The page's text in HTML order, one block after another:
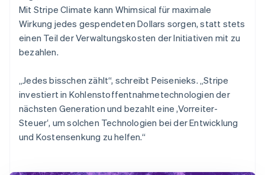
Mit Stripe Climate kann Whimsical für maximale
Wirkung jedes gespendeten Dollars sorgen, statt stets
einen Teil der Verwaltungskosten der Initiativen mit zu
bezahlen.
„Jedes bisschen zählt“, schreibt Peisenieks. „Stripe
investiert in Kohlenstoffentnahmetechnologien der
nächsten Generation und bezahlt eine ,Vorreiter-
Steuer‛, um solchen Technologien bei der Entwicklung
und Kostensenkung zu helfen.“